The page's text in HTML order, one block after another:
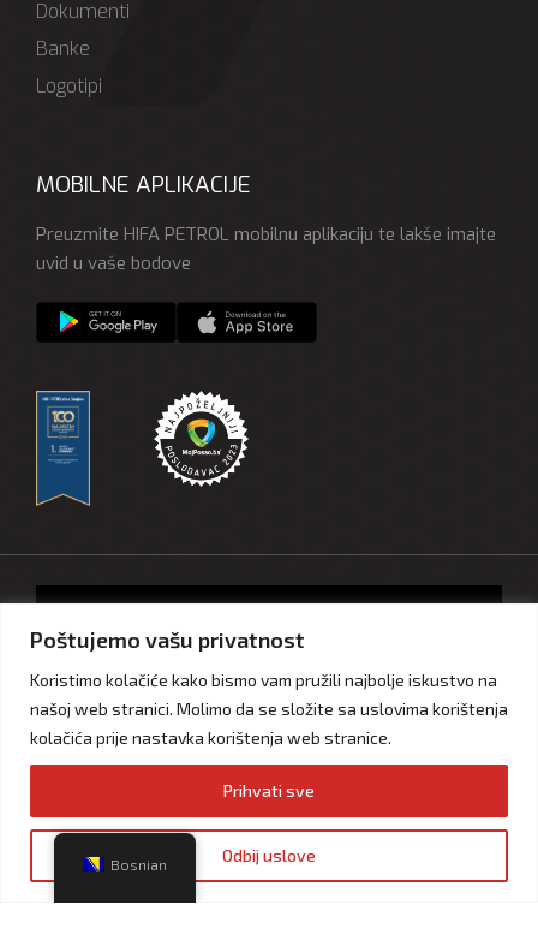
Poštujemo vašu privatnost
Koristimo kolačiće kako bismo vam pružili najbolje iskustvo na
našoj web stranici. Molimo da se složite sa uslovima korištenja
kolačića prije nastavka korištenja web stranice.
Odbij uslove
Prihvati sve
Dokumenti
Banke
Logotipi
MOBILNE APLIKACIJE
Preuzmite HIFA PETROL mobilnu aplikaciju te lakše imajte
uvid u vaše bodove
Ostanimo spojeni
ImpressumPrivatnost i zaštita ličnih podataka
Izjava o kolačićima
Bosnian